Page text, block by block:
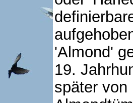
'Almond'
19.
später von